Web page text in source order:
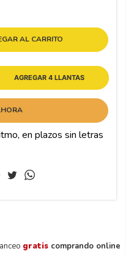
AL CARRITO
AGREGAR 4 LLANTAS
gratis comprando online